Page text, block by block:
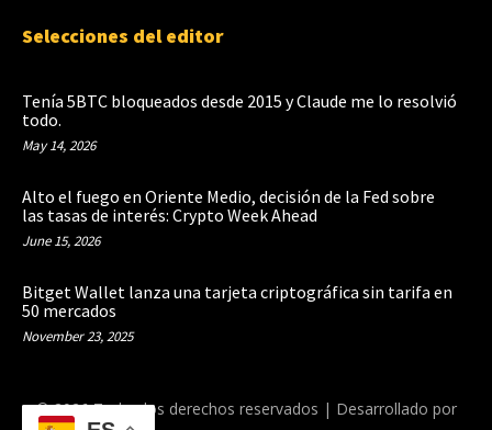
Selecciones del editor
Tenía 5BTC bloqueados desde 2015 y Claude me lo resolvió
todo.
May 14, 2026
Alto el fuego en Oriente Medio, decisión de la Fed sobre
las tasas de interés: Crypto Week Ahead
June 15, 2026
Bitget Wallet lanza una tarjeta criptográfica sin tarifa en
50 mercados
November 23, 2025
© 2026 Todos los derechos reservados | Desarrollado por